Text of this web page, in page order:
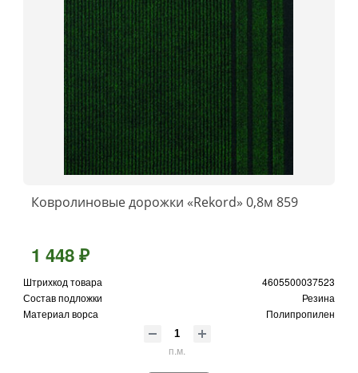
Ковролиновые дорожки «Rekord» 0,8м 859
1 448 ₽
Штрихкод товара
4605500037523
Состав подложки
Резина
Материал ворса
Полипропилен
п.м.